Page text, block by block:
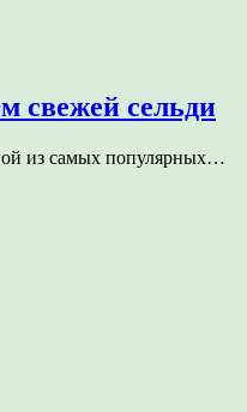
свежей сельди
из самых популярных…